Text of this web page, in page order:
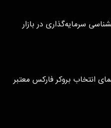
سرمایه‌گذاری در بازار
انتخاب بروکر فارکس معتبر